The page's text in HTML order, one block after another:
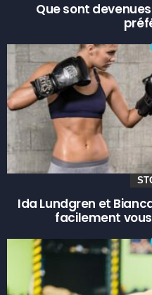
Que sont
Ida Lundgren et
facilement